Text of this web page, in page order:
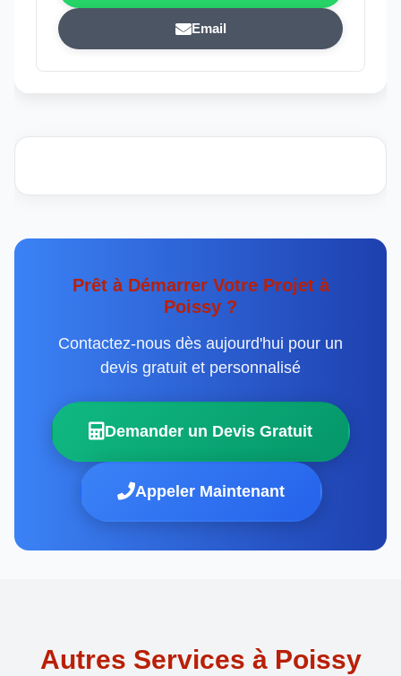
Email
Prêt à Démarrer Votre Projet à
Poissy ?
Contactez-nous dès aujourd'hui pour un
devis gratuit et personnalisé
Demander un Devis Gratuit
Appeler Maintenant
Autres Services à Poissy